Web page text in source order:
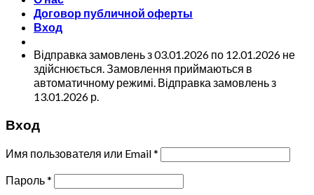
Договор публичной оферты
Вход
Відправка замовлень з 03.01.2026 по 12.01.2026 не
здійснюється. Замовлення приймаються в
автоматичному режимі. Відправка замовлень з
13.01.2026 р.
Вход
Имя пользователя или Email*
Пароль*